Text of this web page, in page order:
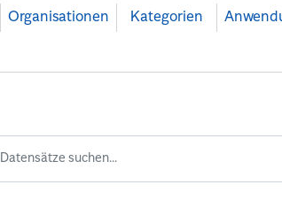
Organisationen Kategorien